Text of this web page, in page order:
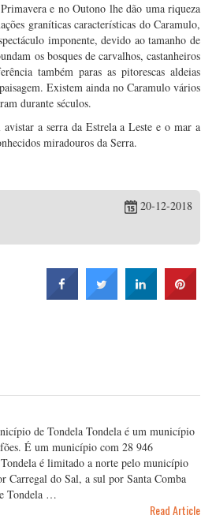
e no Outono lhe dão uma riqueza
graníticas características do Caramulo,
imponente, devido ao tamanho de
os bosques de carvalhos, castanheiros
também paras as pitorescas aldeias
Existem ainda no Caramulo vários
durante séculos.
a serra da Estrela a Leste e o mar a
miradouros da Serra.
20-12-2018
de Tondela Tondela é um município
É um município com 28 946
é limitado a norte pelo município
Carregal do Sal, a sul por Santa Comba
Tondela …
Read Article